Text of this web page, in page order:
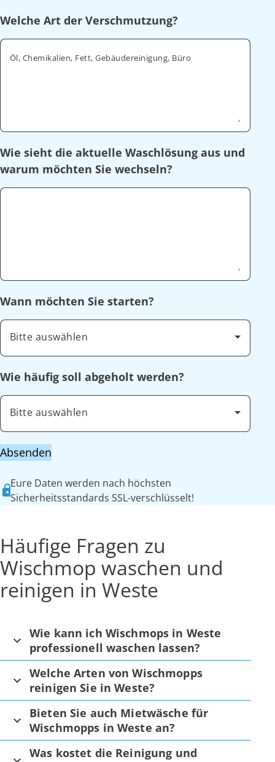
Welche Art der Verschmutzung?
Öl, Chemikalien, Fett, Gebäudereinigung, Büro
Wie sieht die aktuelle Waschlösung aus und
warum möchten Sie wechseln?
Wann möchten Sie starten?
Bitte auswählen
Wie häufig soll abgeholt werden?
Bitte auswählen
Absenden
Eure Daten werden nach höchsten
Sicherheitsstandards SSL-verschlüsselt!
Häufige Fragen zu
Wischmop waschen und
reinigen in Weste
Wie kann ich Wischmops in Weste
professionell waschen lassen?
Welche Arten von Wischmopps
reinigen Sie in Weste?
Bieten Sie auch Mietwäsche für
Wischmopps in Weste an?
Was kostet die Reinigung und